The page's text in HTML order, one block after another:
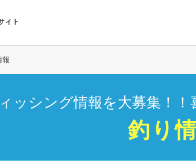
イト
報
ッシング情報を大募集！！
釣り